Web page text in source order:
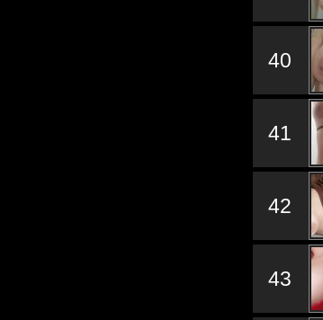
40
41
42
43